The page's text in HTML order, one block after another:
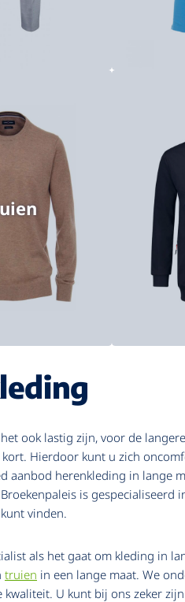
ook lastig zijn, voor de
Hierdoor kunt u zich
aanbod herenkleding in lange
is
vinden.
als het gaat om kleding in
truien in een lange maat. We
U kunt bij ons zeker